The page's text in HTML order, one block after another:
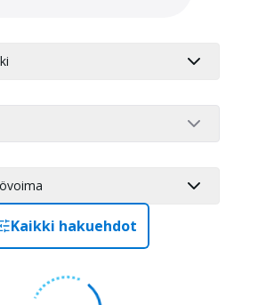
Kaikki hakuehdot